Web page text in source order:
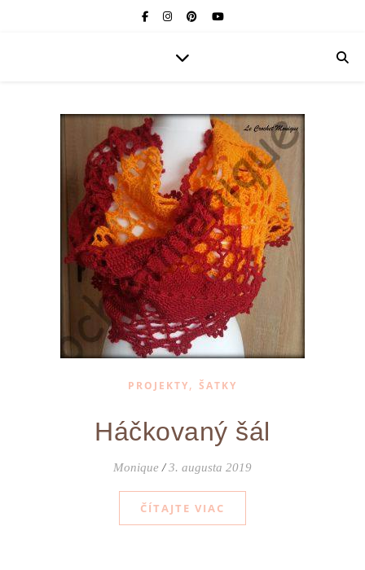
PROJEKTY, ŠATKY
Háčkovaný šál
Monique / 3. augusta 2019
ČÍTAJTE VIAC